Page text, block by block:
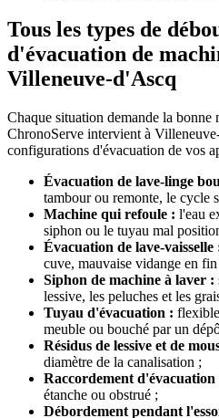
Tous les types de
d'évacuation de
Villeneuve-d'Ascq
Chaque situation demande la bonne
ChronoServe intervient à
configurations d'évacuation de vos
Évacuation de lave-linge
tambour ou remonte, le cycle
Machine qui refoule : l'eau
siphon ou le tuyau mal
Évacuation de lave-vaisselle
cuve, mauvaise vidange en
Siphon de machine à laver :
lessive, les peluches et les
Tuyau d'évacuation :
meuble ou bouché par un
Résidus de lessive et de
diamètre de la canalisation ;
Raccordement d'évacuation
étanche ou obstrué ;
Débordement pendant